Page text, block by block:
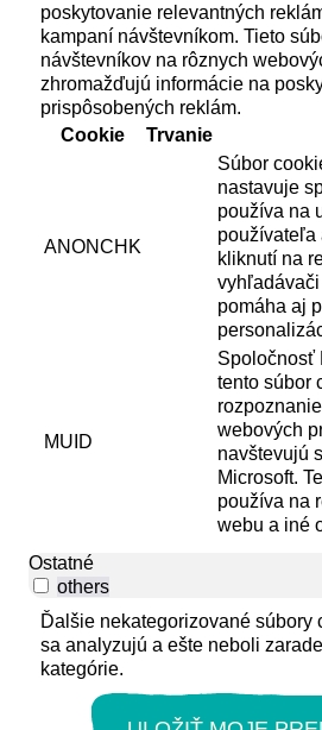
poskytovanie relevantných
kampaní návštevníkom. Tieto
návštevníkov na rôznych
zhromažďujú informácie na
prispôsobených reklám.
Cookie
Trvanie
ANONCHK
Súbor
nastavuje
používa na
používateľa
kliknutí na
pomáha aj
MUID
Spoločnosť
tento súbor
webových
navštevujú
Microsoft.
používa na
webu a iné
Ostatné
others
Ďalšie nekategorizované súbory
sa analyzujú a ešte neboli
kategórie.